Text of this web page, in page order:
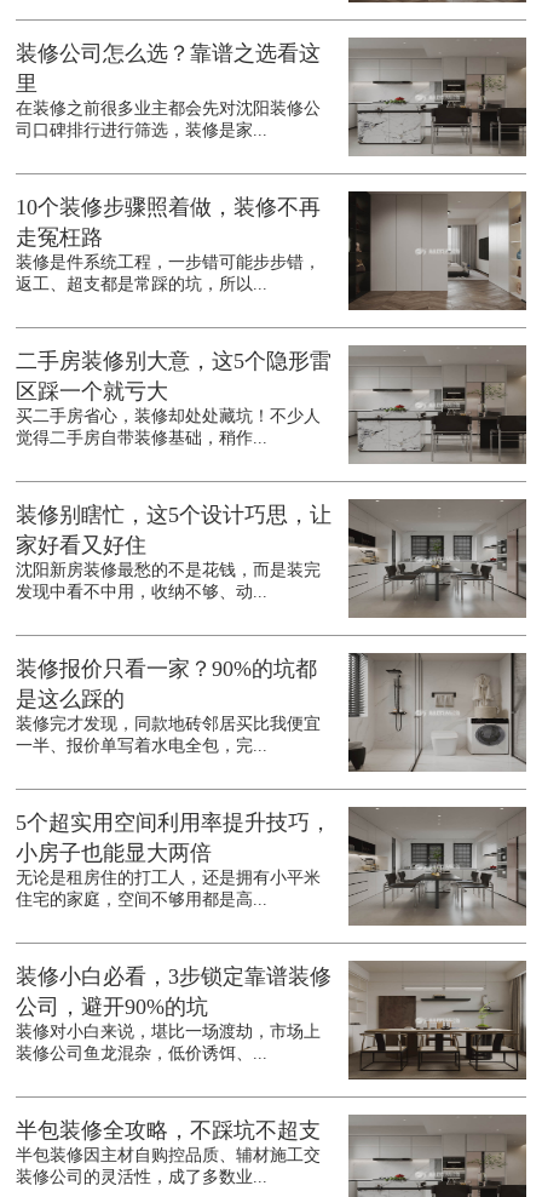
装修公司怎么选？靠谱之选看这
里
在装修之前很多业主都会先对沈阳装修公
司口碑排行进行筛选，装修是家...
10个装修步骤照着做，装修不再
走冤枉路
装修是件系统工程，一步错可能步步错，
返工、超支都是常踩的坑，所以...
二手房装修别大意，这5个隐形雷
区踩一个就亏大
买二手房省心，装修却处处藏坑！不少人
觉得二手房自带装修基础，稍作...
装修别瞎忙，这5个设计巧思，让
家好看又好住
沈阳新房装修最愁的不是花钱，而是装完
发现中看不中用，收纳不够、动...
装修报价只看一家？90%的坑都
是这么踩的
装修完才发现，同款地砖邻居买比我便宜
一半、报价单写着水电全包，完...
5个超实用空间利用率提升技巧，
小房子也能显大两倍
无论是租房住的打工人，还是拥有小平米
住宅的家庭，空间不够用都是高...
装修小白必看，3步锁定靠谱装修
公司，避开90%的坑
装修对小白来说，堪比一场渡劫，市场上
装修公司鱼龙混杂，低价诱饵、...
半包装修全攻略，不踩坑不超支
半包装修因主材自购控品质、辅材施工交
装修公司的灵活性，成了多数业...